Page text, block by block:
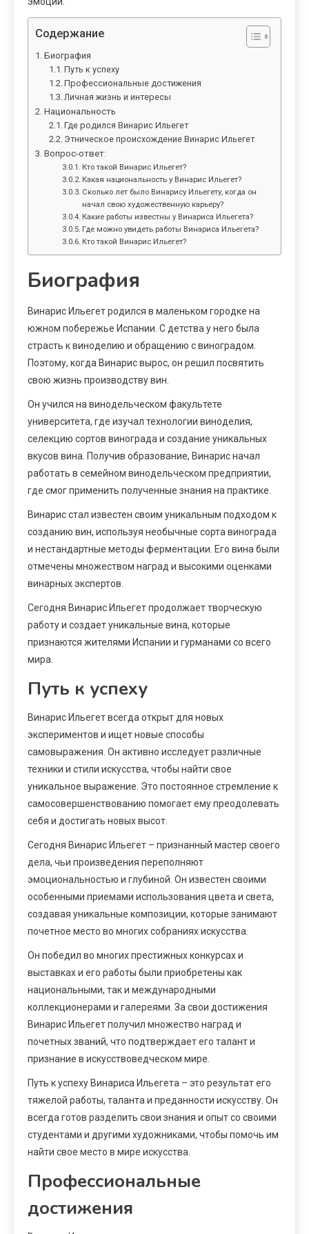
Содержание
Биография
Путь к успеху
Профессиональные достижения
Личная жизнь и интересы
Национальность
Где родился Винарис Ильегет
Этническое происхождение Винарис Ильегет
Вопрос-ответ:
Кто такой Винарис Ильегет?
Какая национальность у Винарис Ильегет?
Сколько лет было Винарису Ильегету, когда он
начал свою художественную карьеру?
Какие работы известны у Винариса Ильегета?
Где можно увидеть работы Винариса Ильегета?
Кто такой Винарис Ильегет?
Биография
Винарис Ильегет родился в маленьком городке на
южном побережье Испании. С детства у него была
страсть к виноделию и обращению с виноградом.
Поэтому, когда Винарис вырос, он решил посвятить
свою жизнь производству вин.
Он учился на винодельческом факультете
университета, где изучал технологии виноделия,
селекцию сортов винограда и создание уникальных
вкусов вина. Получив образование, Винарис начал
работать в семейном винодельческом предприятии,
где смог применить полученные знания на практике.
Винарис стал известен своим уникальным подходом к
созданию вин, используя необычные сорта винограда
и нестандартные методы ферментации. Его вина были
отмечены множеством наград и высокими оценками
винарных экспертов.
Сегодня Винарис Ильегет продолжает творческую
работу и создает уникальные вина, которые
признаются жителями Испании и гурманами со всего
мира.
Путь к успеху
Винарис Ильегет всегда открыт для новых
экспериментов и ищет новые способы
самовыражения. Он активно исследует различные
техники и стили искусства, чтобы найти свое
уникальное выражение. Это постоянное стремление к
самосовершенствованию помогает ему преодолевать
себя и достигать новых высот.
Сегодня Винарис Ильегет – признанный мастер своего
дела, чьи произведения переполняют
эмоциональностью и глубиной. Он известен своими
особенными приемами использования цвета и света,
создавая уникальные композиции, которые занимают
почетное место во многих собраниях искусства.
Он победил во многих престижных конкурсах и
выставках и его работы были приобретены как
национальными, так и международными
коллекционерами и галереями. За свои достижения
Винарис Ильегет получил множество наград и
почетных званий, что подтверждает его талант и
признание в искусствоведческом мире.
Путь к успеху Винариса Ильегета – это результат его
тяжелой работы, таланта и преданности искусству. Он
всегда готов разделить свои знания и опыт со своими
студентами и другими художниками, чтобы помочь им
найти свое место в мире искусства.
Профессиональные
достижения